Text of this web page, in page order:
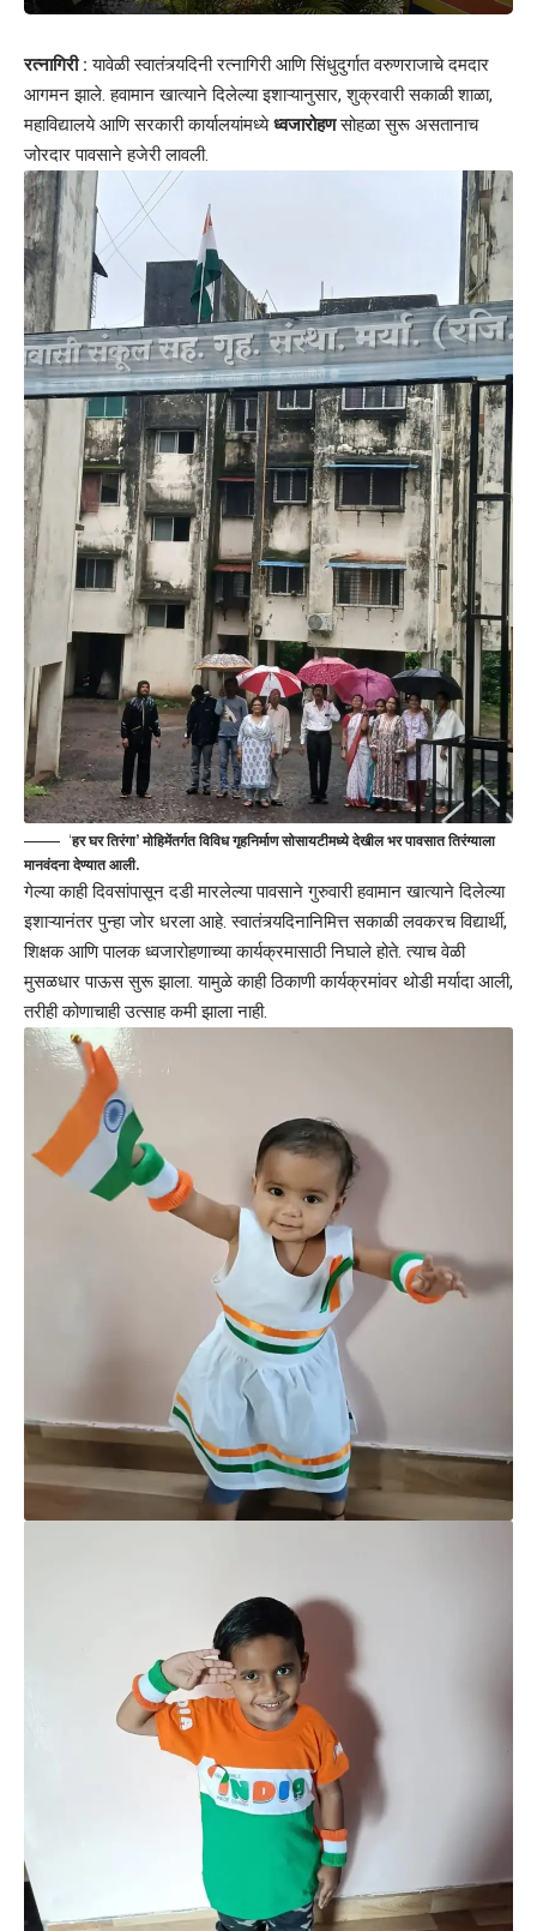
रत्नागिरी : यावेळी स्वातंत्र्यदिनी रत्नागिरी आणि सिंधुदुर्गात वरुणराजाचे दमदार
आगमन झाले. हवामान खात्याने दिलेल्या इशाऱ्यानुसार, शुक्रवारी सकाळी शाळा,
महाविद्यालये आणि सरकारी कार्यालयांमध्येध्वजारोहणसोहळा सुरू असतानाच
जोरदार पावसाने हजेरी लावली.
‘हर घर तिरंगा’ मोहिमेंतर्गत विविध गृहनिर्माण सोसायटीमध्ये देखील भर पावसात तिरंग्याला
मानवंदना देण्यात आली.
गेल्या काही दिवसांपासून दडी मारलेल्या पावसाने गुरुवारी हवामान खात्याने दिलेल्या
इशाऱ्यानंतर पुन्हा जोर धरला आहे. स्वातंत्र्यदिनानिमित्त सकाळी लवकरच विद्यार्थी,
शिक्षक आणि पालक ध्वजारोहणाच्या कार्यक्रमासाठी निघाले होते. त्याच वेळी
मुसळधार पाऊस सुरू झाला. यामुळे काही ठिकाणी कार्यक्रमांवर थोडी मर्यादा आली,
तरीही कोणाचाही उत्साह कमी झाला नाही.